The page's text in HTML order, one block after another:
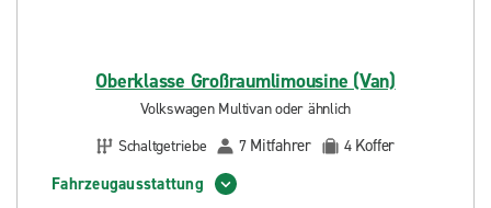
Oberklasse Großraumlimousine (Van)
Volkswagen Multivan oder ähnlich
Schaltgetriebe
7 Mitfahrer 4 Koffer
Fahrzeugausstattung